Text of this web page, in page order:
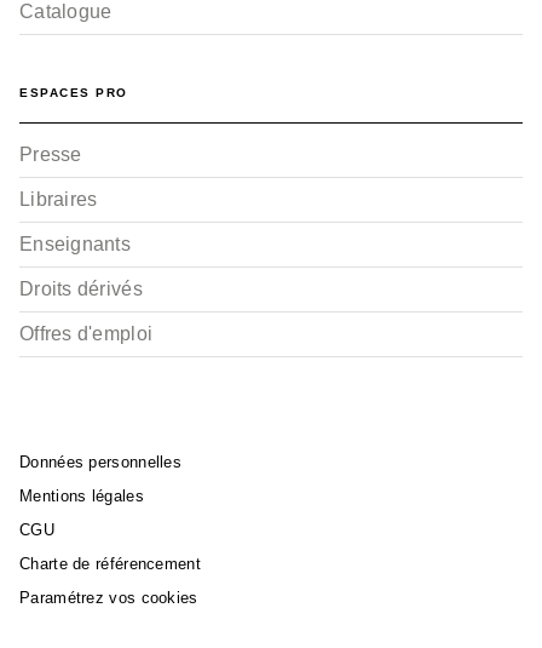
Catalogue
ESPACES PRO
Presse
Libraires
Enseignants
Droits dérivés
Offres d'emploi
Données personnelles
Mentions légales
CGU
Charte de référencement
Paramétrez vos cookies